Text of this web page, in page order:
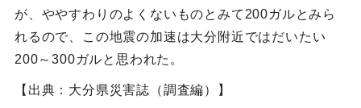
が、ややすわりのよくないものとみて200ガルとみら
れるので、この地震の加速は大分附近ではだいたい
200～300ガルと思われた。
【出典：大分県災害誌（調査編）】